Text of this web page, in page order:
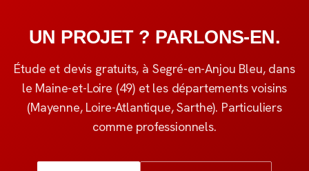
UN PROJET ? PARLONS-EN.
Étude et devis gratuits, à Segré-en-Anjou Bleu, dans
le Maine-et-Loire (49) et les départements voisins
(Mayenne, Loire-Atlantique, Sarthe). Particuliers
comme professionnels.